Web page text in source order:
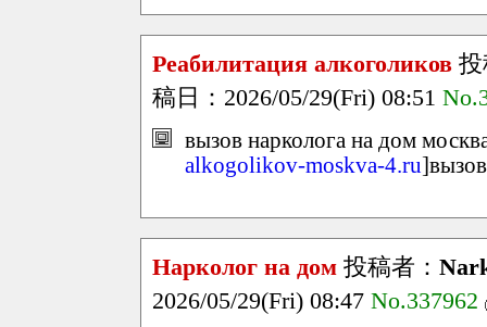
Реабилитация алкоголиков
稿日：2026/05/29(Fri) 08:51
вызов нарколога на дом
alkogolikov-moskva-4.ru
Нарколог на дом 投稿者：
2026/05/29(Fri) 08:47 No.337962